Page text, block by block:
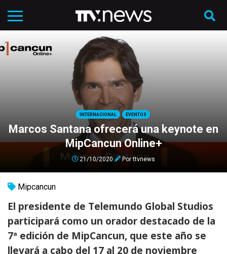
INTERNACIONAL EVENTOS
Marcos Santana ofrecerá una keynote en
MipCancun Online+
21/10/2020 Porttvnews
Mipcancun
El presidente de Telemundo Global Studios
participará como un orador destacado de la
7ª edición de MipCancun, que este año se
llevará a cabo del 17 al 20 de noviembre